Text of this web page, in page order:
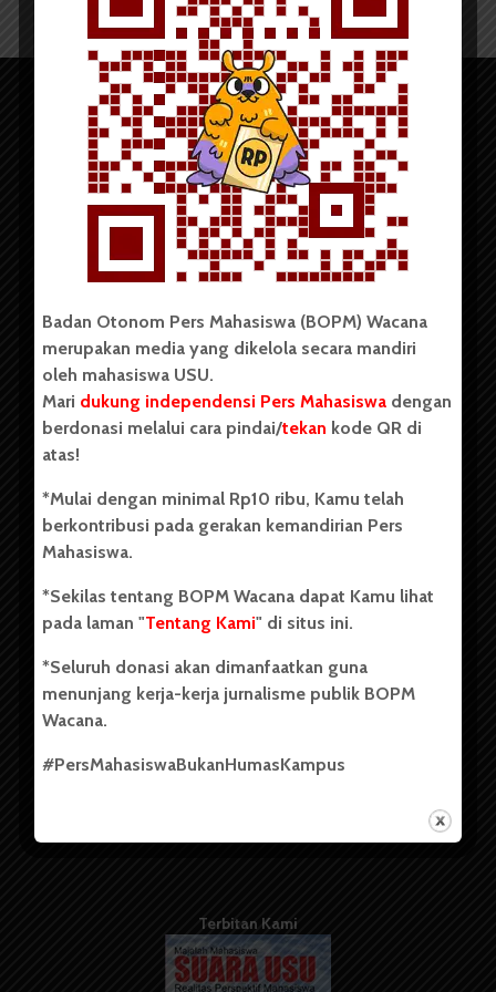
Copyright © 2023. All rights reserved BOPM WACANA.
Badan Otonom Pers Mahasiswa (BOPM) Wacana merupakan
pers mahasiswa yang berdiri di luar kampus dan dikelola
secara mandiri oleh mahasiswa Universitas Sumatera Utara
(USU). Sebelumnya BOPM Wacana merupakan salah satu
Unit Kegiatan Mahasiswa (UKM) di Universitas Sumatera
berdiri pada 1 Juli 1995.
Tentang Kami
Info Iklan
Pedoman Media Siber
Terbitan Kami
Badan Otonom Pers Mahasiswa (BOPM) Wacana
merupakan media yang dikelola secara mandiri
oleh mahasiswa USU.
Mari dukung independensi Pers Mahasiswa dengan
berdonasi melalui cara pindai/tekan kode QR di
atas!
*Mulai dengan minimal Rp10 ribu, Kamu telah
berkontribusi pada gerakan kemandirian Pers
Mahasiswa.
*Sekilas tentang BOPM Wacana dapat Kamu lihat
pada laman "Tentang Kami" di situs ini.
*Seluruh donasi akan dimanfaatkan guna
menunjang kerja-kerja jurnalisme publik BOPM
Wacana.
#PersMahasiswaBukanHumasKampus